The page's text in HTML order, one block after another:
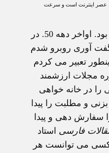
عصر اينترنت است و سرعت
سالهای آغاز دانشگاه بود. اواخر دهه 50. در
آوری روبرو شدم
تعبير می کردم
مجلات ارزشمند
را در خانه خواهی
و مطلبت را پيدا
سفارش دهی و پيدا
فارسی استاد
کسی می توانست هر